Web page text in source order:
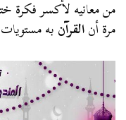
من معانيه لأكسر فكرة
مرة أنالقرآنبه